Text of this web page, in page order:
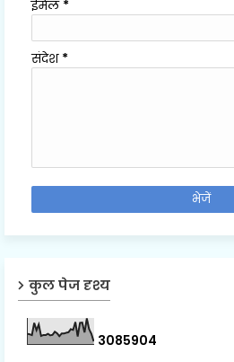
ईमेल *
संदेश *
कुल पेज दृश्य
3085904